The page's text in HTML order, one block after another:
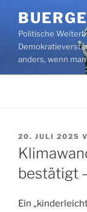
Inhalt
springenPolitische
anders, wenn
AM
20. JULI 2025
bestätigt
Ein